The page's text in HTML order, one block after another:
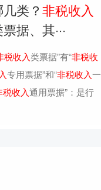
类？非税收入
据、其···
税收入类票据”有“非税收
专用票据”和“非税收入一
税收入通用票据”：是行